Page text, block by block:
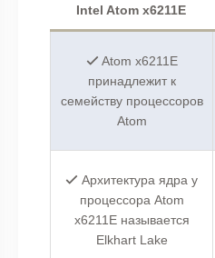
Intel Atom x6211E
Atom x6211E
принадлежит к
семейству процессоров
Atom
Архитектура ядра у
процессора Atom
x6211E называется
Elkhart Lake